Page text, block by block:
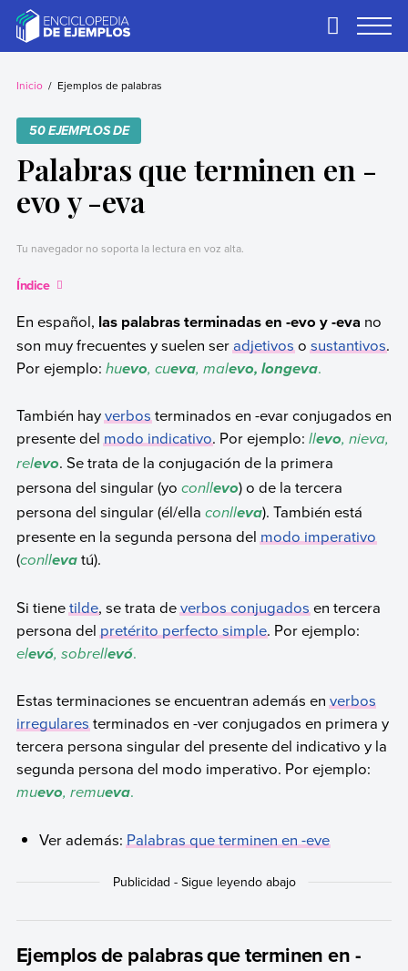
contentEjemplos
Necesitas ejemplos.
Primary
Inicio Ejemplos de palabras
50 EJEMPLOS DE
Palabras que terminen en -
evo y -eva
Tu navegador no soporta la lectura en voz alta.
Índice
En español, las palabras terminadas en -evo y -eva no
son muy frecuentes y suelen seradjetivososustantivos.
Por ejemplo: huevo, cueva, malevo, longeva.
También hayverbosterminados en -evar conjugados en
presente delmodo indicativo. Por ejemplo: llevo, nieva,
relevo. Se trata de la conjugación de la primera
persona del singular (yo conllevo) o de la tercera
persona del singular (él/ella conlleva). También está
presente en la segunda persona delmodo imperativo
(conlleva tú).
Si tienetilde, se trata deverbos conjugadosen tercera
persona delpretérito perfecto simple. Por ejemplo:
elevó, sobrellevó.
Estas terminaciones se encuentran además enverbos
irregularesterminados en -ver conjugados en primera y
tercera persona singular del presente del indicativo y la
segunda persona del modo imperativo. Por ejemplo:
muevo, remueva.
Ver además:Palabras que terminen en -eve
Ejemplos de palabras que terminen en -